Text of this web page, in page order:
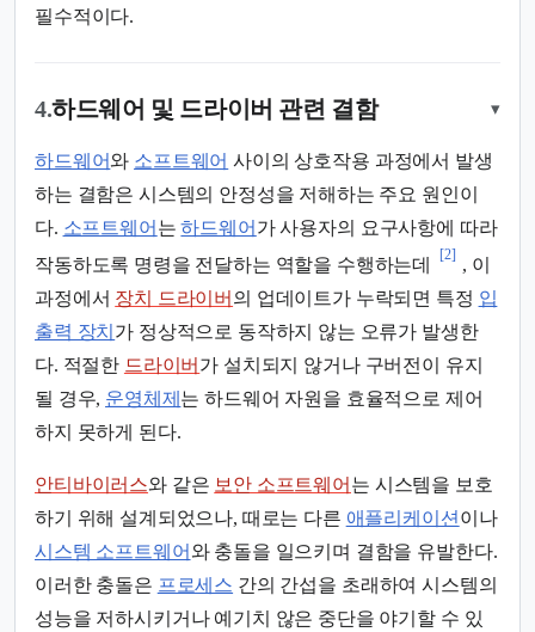
필수적이다.
4.하드웨어 및 드라이버 관련 결함 ▾
하드웨어와 소프트웨어 사이의 상호작용 과정에서 발생
하는 결함은 시스템의 안정성을 저해하는 주요 원인이
다. 소프트웨어 는하드웨어 가 사용자의 요구사항에 따라
작동하도록 명령을 전달하는 역할을 수행하는데
[2]
, 이
과정에서 장치 드라이버 의 업데이트가 누락되면 특정 입
출력 장치 가 정상적으로 동작하지 않는 오류가 발생한
다. 적절한 드라이버 가 설치되지 않거나 구버전이 유지
될 경우, 운영체제 는 하드웨어 자원을 효율적으로 제어
하지 못하게 된다.
안티바이러스와 같은 보안 소프트웨어 는 시스템을 보호
하기 위해 설계되었으나, 때로는 다른 애플리케이션 이나
시스템 소프트웨어 와 충돌을 일으키며 결함을 유발한다.
이러한 충돌은 프로세스 간의 간섭을 초래하여 시스템의
성능을 저하시키거나 예기치 않은 중단을 야기할 수 있